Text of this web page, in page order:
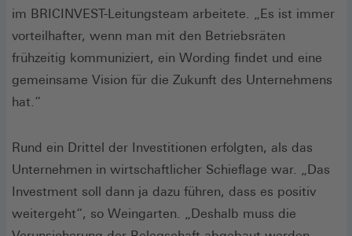
im BRICINVEST-Leitungsteam arbeitete. „Es ist immer
vorteilhafter, wenn man mit den Betriebsräten
frühzeitig kommuniziert, ein Wording findet und eine
gemeinsame Vision für die Zukunft des Unternehmens
hat.“
Rund ein Drittel der Investitionen erfolgten, als das
Unternehmen in wirtschaftlicher Schieflage war. „Das
Investment soll dann ja dazu führen, dass es positiv
weitergeht“, so Weingarten. „Deshalb muss die